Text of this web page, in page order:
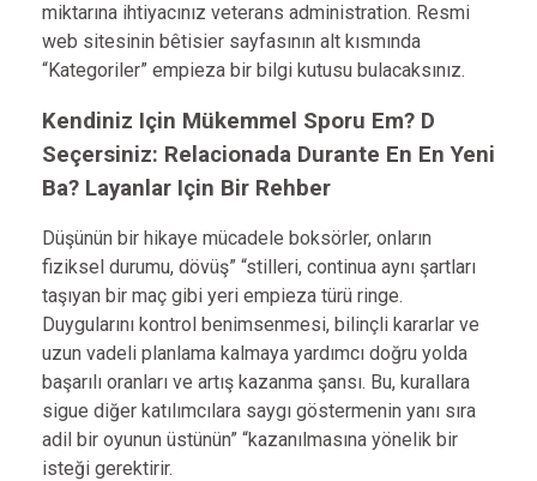
miktarına ihtiyacınız veterans administration. Resmi
web sitesinin bêtisier sayfasının alt kısmında
“Kategoriler” empieza bir bilgi kutusu bulacaksınız.
Kendiniz Için Mükemmel Sporu Em? D
Seçersiniz: Relacionada Durante En En Yeni
Ba? Layanlar Için Bir Rehber
Düşünün bir hikaye mücadele boksörler, onların
fiziksel durumu, dövüş” “stilleri, continua aynı şartları
taşıyan bir maç gibi yeri empieza türü ringe.
Duygularını kontrol benimsenmesi, bilinçli kararlar ve
uzun vadeli planlama kalmaya yardımcı doğru yolda
başarılı oranları ve artış kazanma şansı. Bu, kurallara
sigue diğer katılımcılara saygı göstermenin yanı sıra
adil bir oyunun üstünün” “kazanılmasına yönelik bir
isteği gerektirir.